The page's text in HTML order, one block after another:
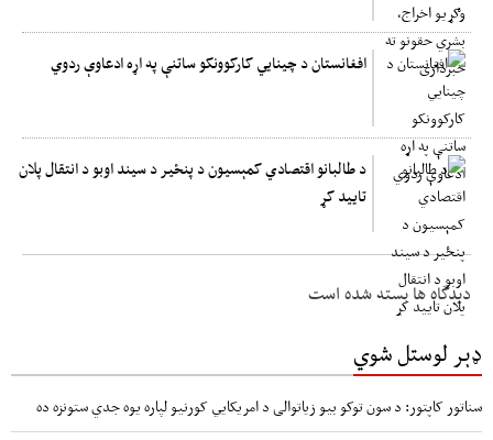
افغانستان د چینایي کارکوونکو ساتنې په اړه ادعاوې ردوي
د طالبانو اقتصادي کمېسیون د پنځیر د سیند اوبو د انتقال پلان
تایید کړ
دیدگاه ها بسته شده است
ډېر لوستل شوي
سناتور کاپتور: د سون توکو بیو زیاتوالی د امریکایي کورنیو لپاره یوه جدي ستونزه ده